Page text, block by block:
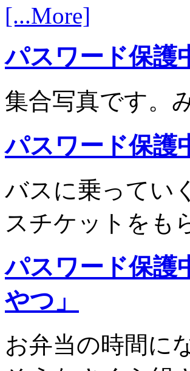
[...More]
パスワード保
集合写真です。
パスワード保
バスに乗ってい
スチケットをも
パスワード保
やつ」
お弁当の時間に